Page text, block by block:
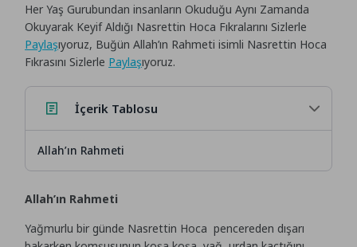
Her Yaş Gurubundan insanların Okuduğu Aynı Zamanda
Okuyarak Keyif Aldığı Nasrettin Hoca Fıkralarını Sizlerle
Paylaşıyoruz, Buğün Allah’ın Rahmeti isimli Nasrettin Hoca
Fıkrasını Sizlerle Paylaşıyoruz.
İçerik Tablosu
Allah’ın Rahmeti
Allah’ın Rahmeti
Yağmurlu bir günde Nasrettin Hoca pencereden dışarı